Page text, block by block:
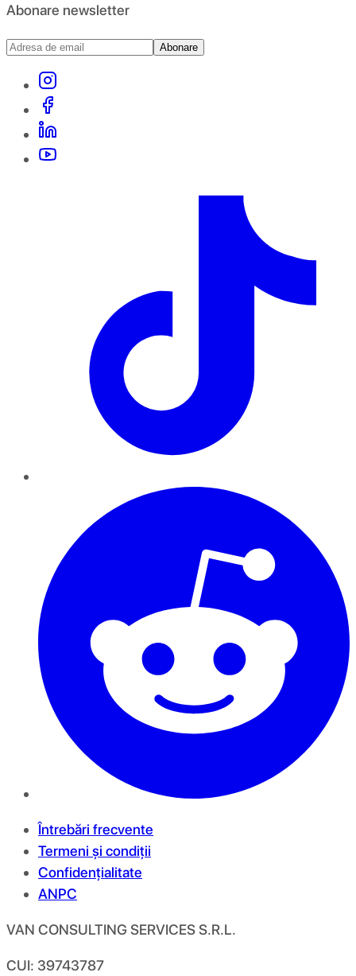
Abonare newsletter
Abonare
Întrebări frecvente
Termeni și condiții
Confidențialitate
ANPC
VAN CONSULTING SERVICES S.R.L.
CUI: 39743787